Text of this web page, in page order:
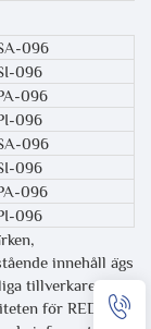
096
096
096
096
096
096
096
096
innehåll ägs
tillverkaren.
för REDY-